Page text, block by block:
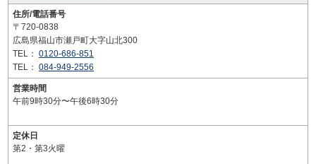
住所/電話番号
〒720-0838
広島県福山市瀬戸町大字山北300
TEL： 0120-686-851
TEL： 084-949-2556
営業時間
午前9時30分〜午後6時30分
定休日
第2・第3火曜